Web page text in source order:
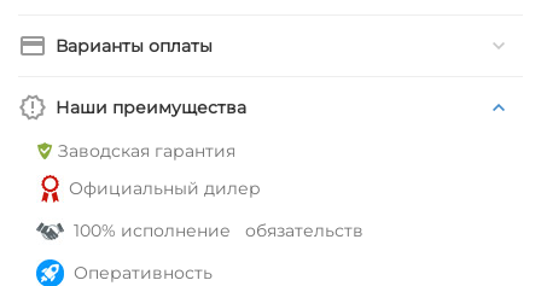
Варианты оплаты
Наши преимущества
Заводская гарантия
Официальный дилер
100% исполнение обязательств
Оперативность